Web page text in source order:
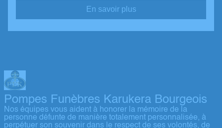
En savoir plus
Pompes Funèbres Karukera Bourgeois
Nos équipes vous aident à honorer la mémoire de la
personne défunte de manière totalement personnalisée, à
perpétuer son souvenir dans le respect de ses volontés, de